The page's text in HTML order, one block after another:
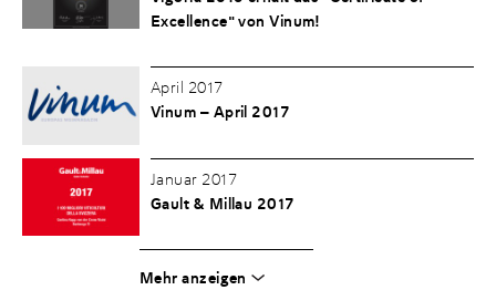
Excellence" von Vinum!
April 2017
Vinum – April 2017
Januar 2017
Gault & Millau 2017
Mehr anzeigen